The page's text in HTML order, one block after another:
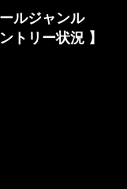
ルジャンル
トリー状況 】